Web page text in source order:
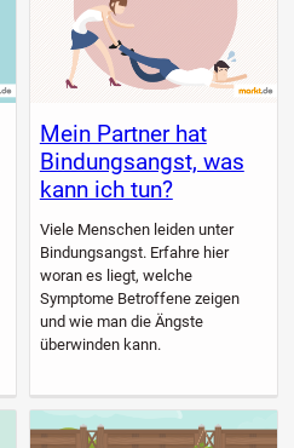
Mein Partner hat
Bindungsangst, was
kann ich tun?
Viele Menschen leiden unter
Bindungsangst. Erfahre hier
woran es liegt, welche
Symptome Betroffene zeigen
und wie man die Ängste
überwinden kann.